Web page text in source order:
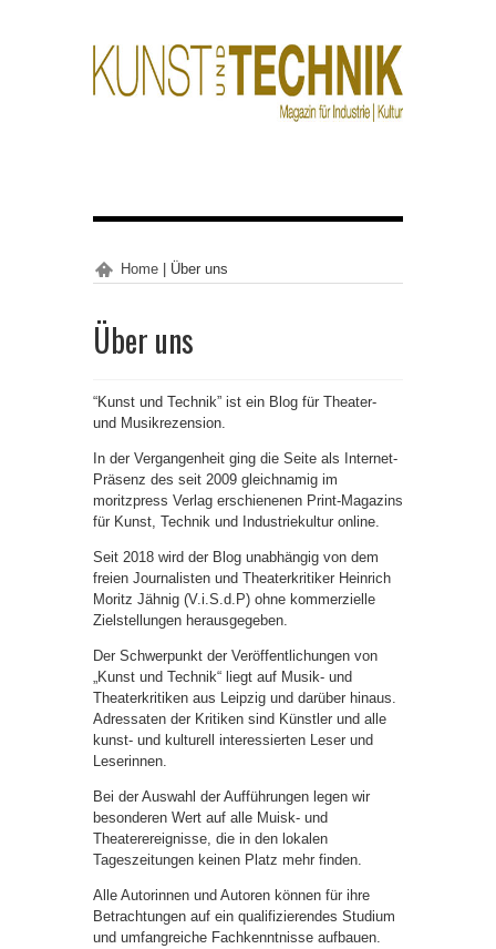
Home Über uns
Über uns
“Kunst und Technik” ist ein Blog für Theater-
und Musikrezension.
In der Vergangenheit ging die Seite als Internet-
Präsenz des seit 2009 gleichnamig im
moritzpress Verlag erschienenen Print-Magazins
für Kunst, Technik und Industriekultur online.
Seit 2018 wird der Blog unabhängig von dem
freien Journalisten und Theaterkritiker Heinrich
Moritz Jähnig (V.i.S.d.P) ohne kommerzielle
Zielstellungen herausgegeben.
Der Schwerpunkt der Veröffentlichungen von
„Kunst und Technik“ liegt auf Musik- und
Theaterkritiken aus Leipzig und darüber hinaus.
Adressaten der Kritiken sind Künstler und alle
kunst- und kulturell interessierten Leser und
Leserinnen.
Bei der Auswahl der Aufführungen legen wir
besonderen Wert auf alle Muisk- und
Theaterereignisse, die in den lokalen
Tageszeitungen keinen Platz mehr finden.
Alle Autorinnen und Autoren können für ihre
Betrachtungen auf ein qualifizierendes Studium
und umfangreiche Fachkenntnisse aufbauen.